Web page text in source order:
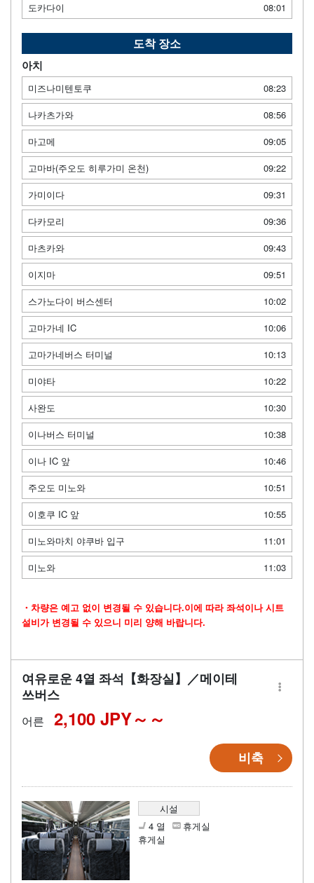
도카다이
08:01
도착 장소
아치
미즈나미텐토쿠
08:23
나카츠가와
08:56
마고메
09:05
고마바(주오도 히루가미 온천)
09:22
가미이다
09:31
다카모리
09:36
마츠카와
09:43
이지마
09:51
스가노다이 버스센터
10:02
고마가네 IC
10:06
고마가네버스 터미널
10:13
미야타
10:22
사완도
10:30
이나버스 터미널
10:38
이나 IC 앞
10:46
주오도 미노와
10:51
이호쿠 IC 앞
10:55
미노와마치 야쿠바 입구
11:01
미노와
11:03
・차량은 예고 없이 변경될 수 있습니다.이에 따라 좌석이나 시트
설비가 변경될 수 있으니 미리 양해 바랍니다.
여유로운 4열 좌석【화장실】／메이테
쓰버스
어른 2,100 JPY～
비축
시설
4 열
휴게실
휴게실